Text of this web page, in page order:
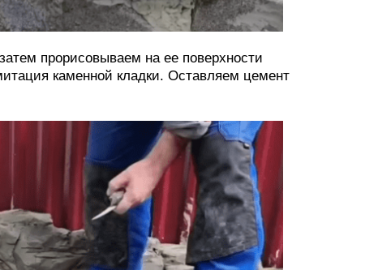
прорисовываем на ее поверхности
каменной кладки. Оставляем цемент